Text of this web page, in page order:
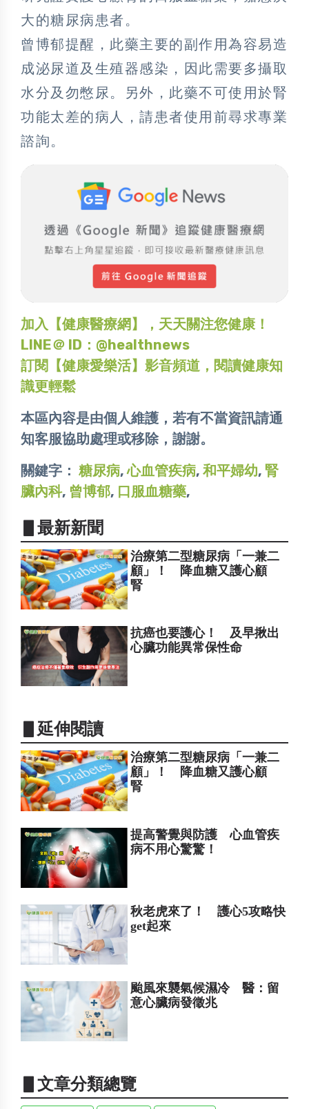
大的糖尿病患者。
曾博郁提醒，此藥主要的副作用為容易造
成泌尿道及生殖器感染，因此需要多攝取
水分及勿憋尿。另外，此藥不可使用於腎
功能太差的病人，請患者使用前尋求專業
諮詢。
加入【健康醫療網】，天天關注您健康！
LINE＠ ID：@healthnews
訂閱【健康愛樂活】影音頻道，閱讀健康知
識更輕鬆
本區內容是由個人維護，若有不當資訊請通
知客服協助處理或移除，謝謝。
關鍵字： 糖尿病,心血管疾病, 和平婦幼, 腎
臟內科, 曾博郁, 口服血糖藥,
▋最新新聞
治療第二型糖尿病「一兼二
顧」！ 降血糖又護心顧
腎
抗癌也要護心！ 及早揪出
心臟功能異常保性命
▋延伸閱讀
治療第二型糖尿病「一兼二
顧」！ 降血糖又護心顧
腎
提高警覺與防護 心血管疾
病不用心驚驚！
秋老虎來了！ 護心5攻略快
get起來
颱風來襲氣候濕冷 醫：留
意心臟病發徵兆
▋文章分類總覽